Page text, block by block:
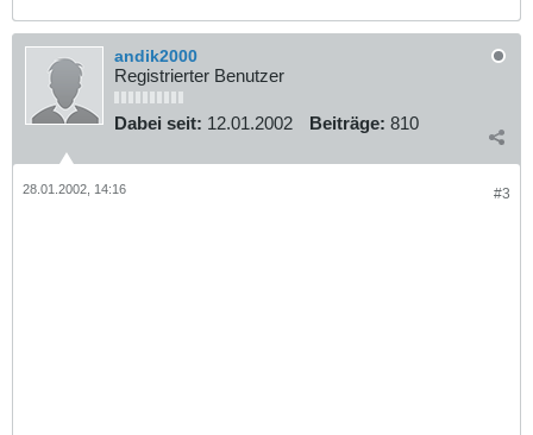
andik2000
Registrierter Benutzer
Dabei seit: 12.01.2002 Beiträge: 810
#3
28.01.2002, 14:16